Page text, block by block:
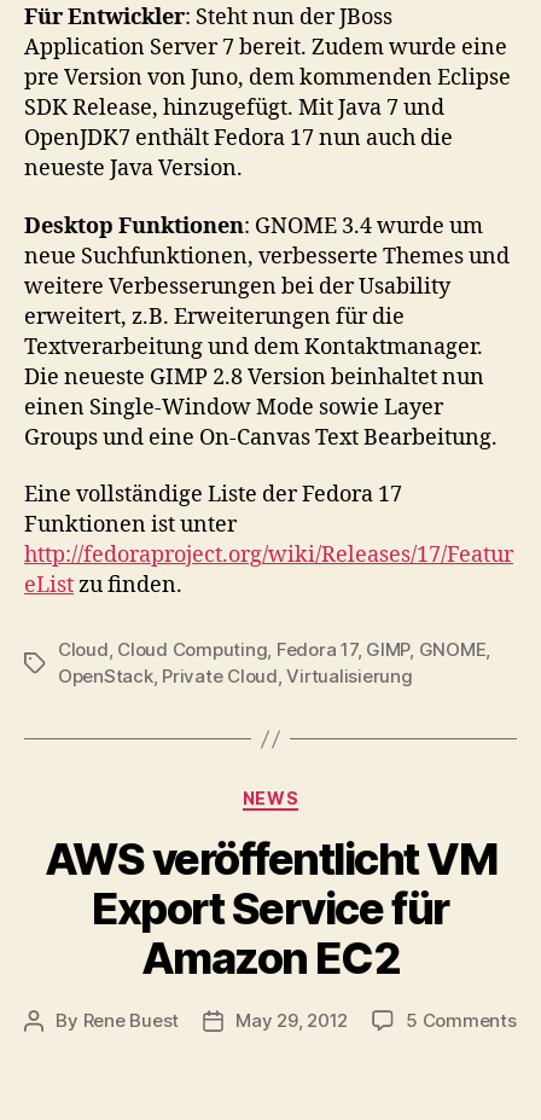
Für Entwickler: Steht nun der JBoss
Application Server 7 bereit. Zudem wurde eine
pre Version von Juno, dem kommenden Eclipse
SDK Release, hinzugefügt. Mit Java 7 und
OpenJDK7 enthält Fedora 17 nun auch die
neueste Java Version.
Desktop Funktionen: GNOME 3.4 wurde um
neue Suchfunktionen, verbesserte Themes und
weitere Verbesserungen bei der Usability
erweitert, z.B. Erweiterungen für die
Textverarbeitung und dem Kontaktmanager.
Die neueste GIMP 2.8 Version beinhaltet nun
einen Single-Window Mode sowie Layer
Groups und eine On-Canvas Text Bearbeitung.
Eine vollständige Liste der Fedora 17
Funktionen ist unter
http://fedoraproject.org/wiki/Releases/17/Featur
eListzu finden.
Tags
Cloud, Cloud Computing, Fedora 17, GIMP, GNOME,
OpenStack, Private Cloud,Virtualisierung
Categories
NEWS
AWS veröffentlicht VM
Export Service für
Amazon EC2
Post
By Rene Buest
PostMay 29, 2012 5 Commentson